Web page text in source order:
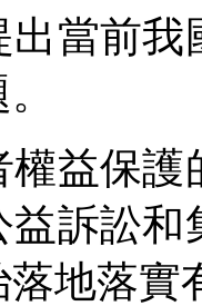
前我
保護
訴訟
地落實